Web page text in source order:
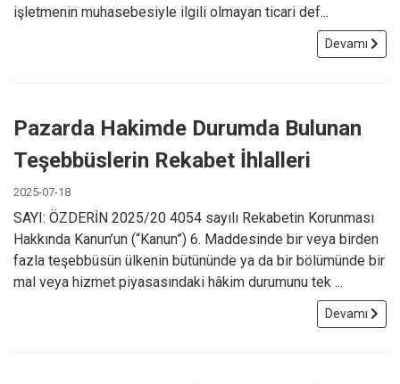
işletmenin muhasebesiyle ilgili olmayan ticari def...
Devamı
Pazarda Hakimde Durumda Bulunan
Teşebbüslerin Rekabet İhlalleri
2025-07-18
SAYI: ÖZDERİN 2025/20 4054 sayılı Rekabetin Korunması
Hakkında Kanun’un (“Kanun”) 6. Maddesinde bir veya birden
fazla teşebbüsün ülkenin bütününde ya da bir bölümünde bir
mal veya hizmet piyasasındaki hâkim durumunu tek ...
Devamı